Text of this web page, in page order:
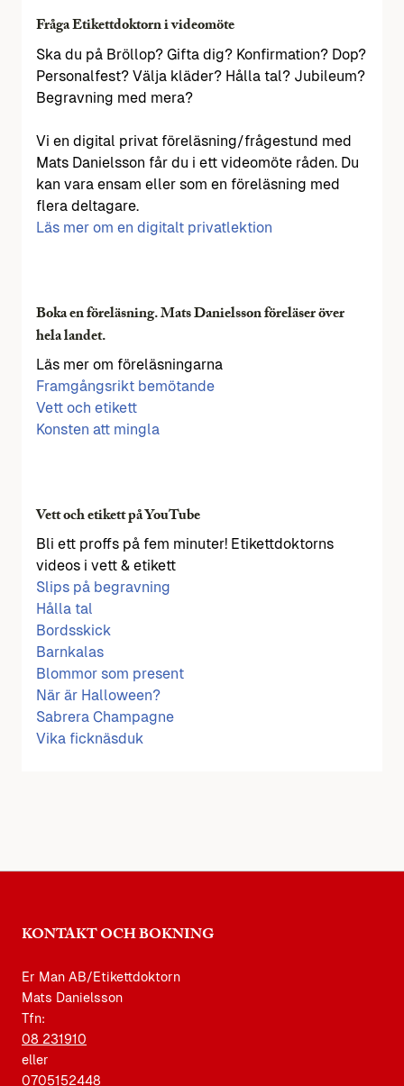
Fråga Etikettdoktorn i videomöte
Ska du på Bröllop? Gifta dig? Konfirmation? Dop?
Personalfest? Välja kläder? Hålla tal? Jubileum?
Begravning med mera?
Vi en digital privat föreläsning/frågestund med
Mats Danielsson får du i ett videomöte råden. Du
kan vara ensam eller som en föreläsning med
flera deltagare.
Läs mer om en digitalt privatlektion
Boka en föreläsning. Mats Danielsson föreläser över
hela landet.
Läs mer om föreläsningarna
Framgångsrikt bemötande
Vett och etikett
Konsten att mingla
Vett och etikett på YouTube
Bli ett proffs på fem minuter! Etikettdoktorns
videos i vett & etikett
Slips på begravning
Hålla tal
Bordsskick
Barnkalas
Blommor som present
När är Halloween?
Sabrera Champagne
Vika ficknäsduk
KONTAKT OCH BOKNING
Er Man AB/Etikettdoktorn
Mats Danielsson
Tfn:
08 231910
eller
0705152448